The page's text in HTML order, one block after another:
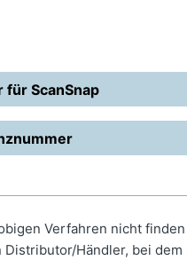
ScanSnap
Verfahren nicht
Händler, bei